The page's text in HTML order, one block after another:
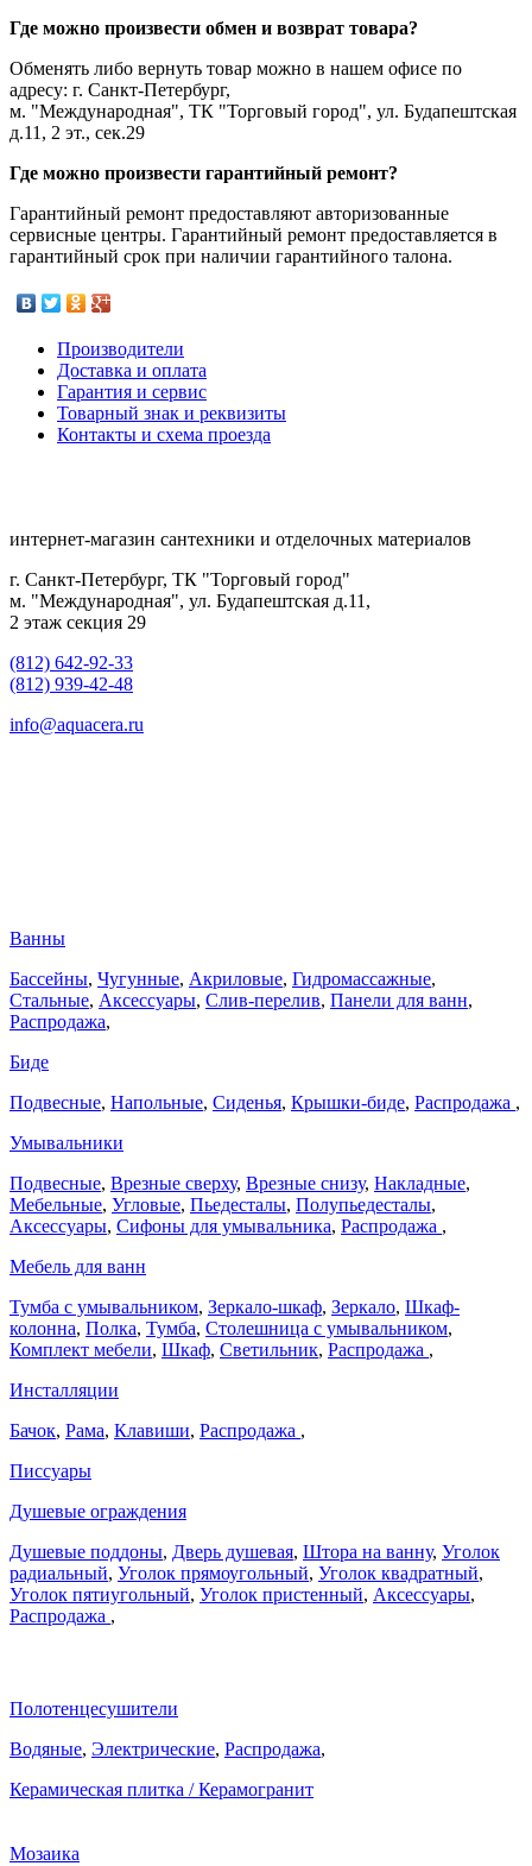
Где можно произвести обмен и возврат товара?
Обменять либо вернуть товар можно в нашем офисе по
адресу: г. Санкт-Петербург,
м. "Международная", ТК "Торговый город", ул. Будапештская
д.11, 2 эт., сек.29
Где можно произвести гарантийный ремонт?
Гарантийный ремонт предоставляют авторизованные
сервисные центры. Гарантийный ремонт предоставляется в
гарантийный срок при наличии гарантийного талона.
Производители
Доставка и оплата
Гарантия и сервис
Товарный знак и реквизиты
Контакты и схема проезда
интернет-магазин сантехники и отделочных материалов
г. Санкт-Петербург, ТК "Торговый город"
м. "Международная", ул. Будапештская д.11,
2 этаж секция 29
(812) 642-92-33
(812) 939-42-48
info@aquacera.ru
Ванны
Бассейны, Чугунные, Акриловые, Гидромассажные,
Стальные, Аксессуары, Слив-перелив, Панели для ванн,
Распродажа,
Биде
Подвесные, Напольные, Сиденья, Крышки-биде, Распродажа ,
Умывальники
Подвесные, Врезные сверху, Врезные снизу, Накладные,
Мебельные, Угловые, Пьедесталы, Полупьедесталы,
Аксессуары, Сифоны для умывальника, Распродажа ,
Мебель для ванн
Тумба с умывальником, Зеркало-шкаф, Зеркало, Шкаф-
колонна, Полка, Тумба, Столешница с умывальником,
Комплект мебели, Шкаф, Светильник, Распродажа ,
Инсталляции
Бачок, Рама, Клавиши, Распродажа ,
Писсуары
Душевые ограждения
Душевые поддоны, Дверь душевая, Штора на ванну, Уголок
радиальный, Уголок прямоугольный, Уголок квадратный,
Уголок пятиугольный, Уголок пристенный, Аксессуары,
Распродажа ,
Полотенцесушители
Водяные, Электрические, Распродажа,
Керамическая плитка / Керамогранит
Мозаика